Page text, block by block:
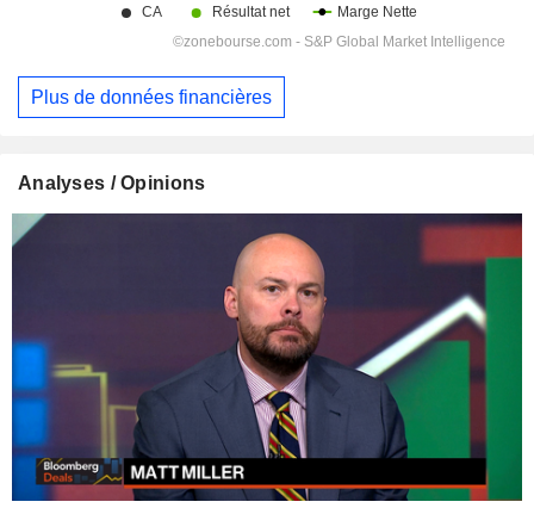
Plus de données financières
Analyses / Opinions